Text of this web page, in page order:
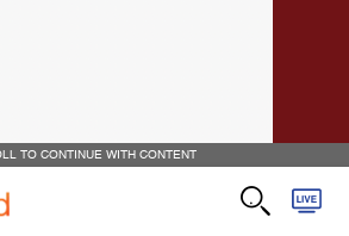
TO CONTINUE WITH CONTENT